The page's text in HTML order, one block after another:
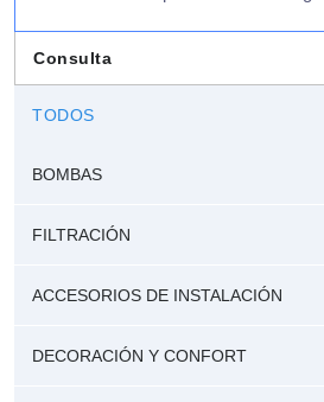
Consulta
TODOS
BOMBAS
FILTRACIÓN
ACCESORIOS DE INSTALACIÓN
DECORACIÓN Y CONFORT